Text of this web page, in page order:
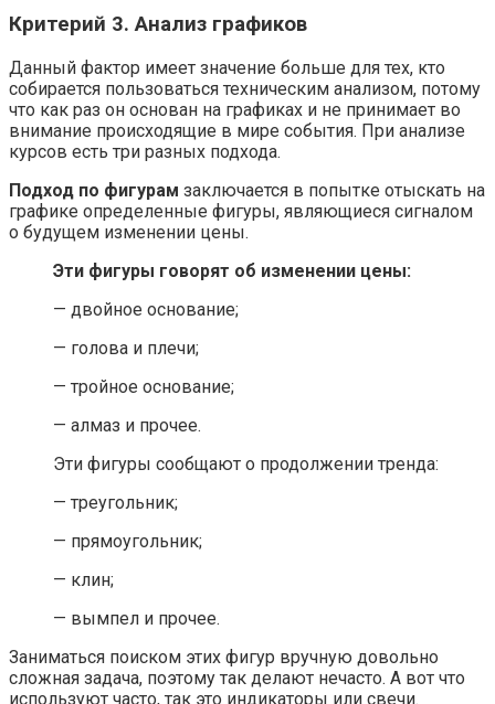
Критерий 3. Анализ графиков
Данный фактор имеет значение больше для тех, кто
собирается пользоваться техническим анализом, потому
что как раз он основан на графиках и не принимает во
внимание происходящие в мире события. При анализе
курсов есть три разных подхода.
Подход по фигурам заключается в попытке отыскать на
графике определенные фигуры, являющиеся сигналом
о будущем изменении цены.
Эти фигуры говорят об изменении цены:
— двойное основание;
— голова и плечи;
— тройное основание;
— алмаз и прочее.
Эти фигуры сообщают о продолжении тренда:
— треугольник;
— прямоугольник;
— клин;
— вымпел и прочее.
Заниматься поиском этих фигур вручную довольно
сложная задача, поэтому так делают нечасто. А вот что
используют часто, так это индикаторы или свечи.